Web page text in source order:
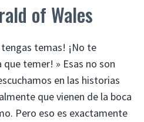
of Wales
temas! ¡No te
que temer! » Esas no son
en las historias
que vienen de la boca
Pero eso es exactamente